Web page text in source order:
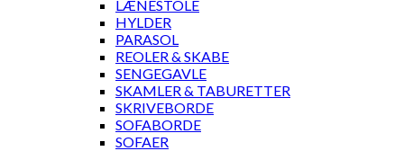
LÆNESTOLE
HYLDER
PARASOL
REOLER & SKABE
SENGEGAVLE
SKAMLER & TABURETTER
SKRIVEBORDE
SOFABORDE
SOFAER